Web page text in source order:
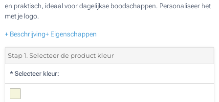
en praktisch, ideaal voor dagelijkse boodschappen. Personaliseer het
met je logo.
+ Beschrijving+ Eigenschappen
Stap 1. Selecteer de product kleur
* Selecteer kleur: